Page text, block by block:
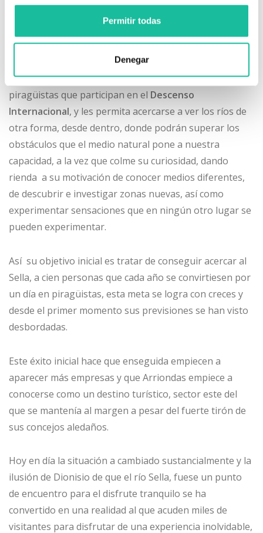
Permitir todas
Denegar
estables, ¿cuántos potenciales piragüistas se
frustraron por los inevitables vuelcos al iniciarse en
piraguas de competición?, sean capaces de emular a los
piragüistas que participan en el Descenso
Internacional, y les permita acercarse a ver los ríos de
otra forma, desde dentro, donde podrán superar los
obstáculos que el medio natural pone a nuestra
capacidad, a la vez que colme su curiosidad, dando
rienda a su motivación de conocer medios diferentes,
de descubrir e investigar zonas nuevas, así como
experimentar sensaciones que en ningún otro lugar se
pueden experimentar.
Así su objetivo inicial es tratar de conseguir acercar al
Sella, a cien personas que cada año se convirtiesen por
un día en piragüistas, esta meta se logra con creces y
desde el primer momento sus previsiones se han visto
desbordadas.
Este éxito inicial hace que enseguida empiecen a
aparecer más empresas y que Arriondas empiece a
conocerse como un destino turístico, sector este del
que se mantenía al margen a pesar del fuerte tirón de
sus concejos aledaños.
Hoy en día la situación a cambiado sustancialmente y la
ilusión de Dionisio de que el río Sella, fuese un punto
de encuentro para el disfrute tranquilo se ha
convertido en una realidad al que acuden miles de
visitantes para disfrutar de una experiencia inolvidable,